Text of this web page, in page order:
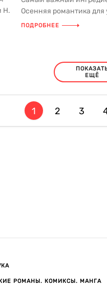
Н.
Осенняя романтика для
под пледом! АННОТАЦИЯ
ПОДРОБНЕЕ
ЕЩЁ
1 2 3
РОМАНЫ. КОМИКСЫ. МАНГА